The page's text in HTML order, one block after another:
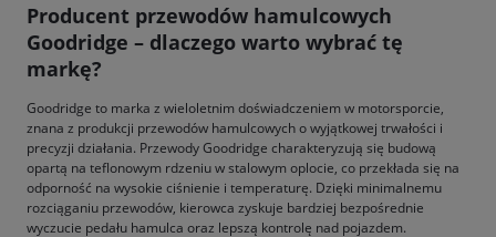
Producent przewodów hamulcowych
Goodridge – dlaczego warto wybrać tę
markę?
Goodridge to marka z wieloletnim doświadczeniem w motorsporcie,
znana z produkcji przewodów hamulcowych o wyjątkowej trwałości i
precyzji działania. Przewody Goodridge charakteryzują się budową
opartą na teflonowym rdzeniu w stalowym oplocie, co przekłada się na
odporność na wysokie ciśnienie i temperaturę. Dzięki minimalnemu
rozciąganiu przewodów, kierowca zyskuje bardziej bezpośrednie
wyczucie pedału hamulca oraz lepszą kontrolę nad pojazdem.